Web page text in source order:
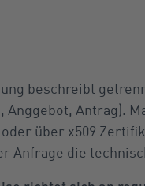
beschreibt
Anggebot, Antrag).
über x509
Anfrage die